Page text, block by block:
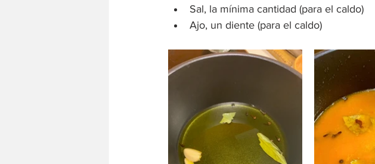
Sal, la mínima cantidad (para el caldo)
Ajo, un diente (para el caldo)